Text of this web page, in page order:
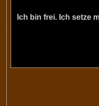
Ich bin frei. Ich setze